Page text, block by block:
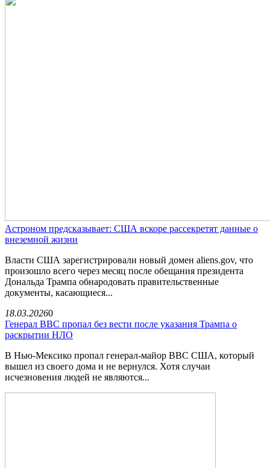
Астроном предсказывает: США вскоре рассекретят данные о
внеземной жизни
Власти США зарегистрировали новый домен aliens.gov, что
произошло всего через месяц после обещания президента
Дональда Трампа обнародовать правительственные
документы, касающиеся...
18.03.20260
Генерал ВВС пропал без вести после указания Трампа о
раскрытии НЛО
В Нью-Мексико пропал генерал-майор ВВС США, который
вышел из своего дома и не вернулся. Хотя случаи
исчезновения людей не являются...